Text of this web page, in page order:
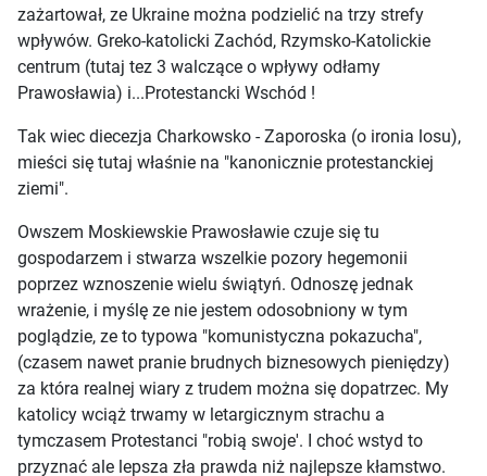
zażartował, ze Ukraine można podzielić na trzy strefy
wpływów. Greko-katolicki Zachód, Rzymsko-Katolickie
centrum (tutaj tez 3 walczące o wpływy odłamy
Prawosławia) i...Protestancki Wschód !
Tak wiec diecezja Charkowsko - Zaporoska (o ironia losu),
mieści się tutaj właśnie na "kanonicznie protestanckiej
ziemi".
Owszem Moskiewskie Prawosławie czuje się tu
gospodarzem i stwarza wszelkie pozory hegemonii
poprzez wznoszenie wielu świątyń. Odnoszę jednak
wrażenie, i myślę ze nie jestem odosobniony w tym
poglądzie, ze to typowa "komunistyczna pokazucha",
(czasem nawet pranie brudnych biznesowych pieniędzy)
za która realnej wiary z trudem można się dopatrzec. My
katolicy wciąż trwamy w letargicznym strachu a
tymczasem Protestanci "robią swoje'. I choć wstyd to
przyznać ale lepsza zła prawda niż najlepsze kłamstwo.